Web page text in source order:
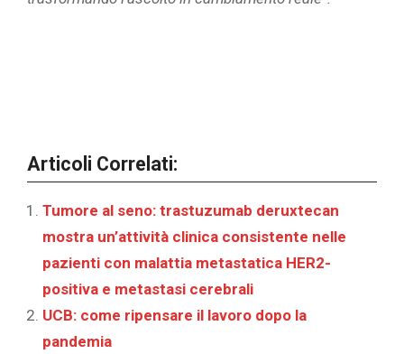
Articoli Correlati:
Tumore al seno: trastuzumab deruxtecan
mostra un’attività clinica consistente nelle
pazienti con malattia metastatica HER2-
positiva e metastasi cerebrali
UCB: come ripensare il lavoro dopo la
pandemia